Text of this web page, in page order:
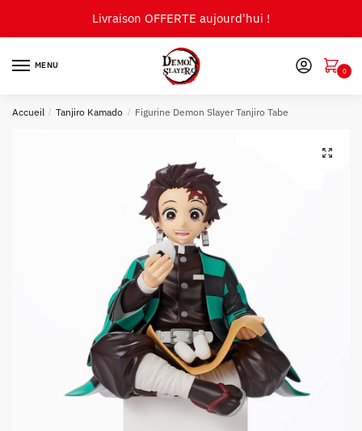
Livraison OFFERTE aujourd'hui !
MENU
0
Accueil / Tanjiro Kamado / Figurine Demon Slayer Tanjiro Tabe
🔍